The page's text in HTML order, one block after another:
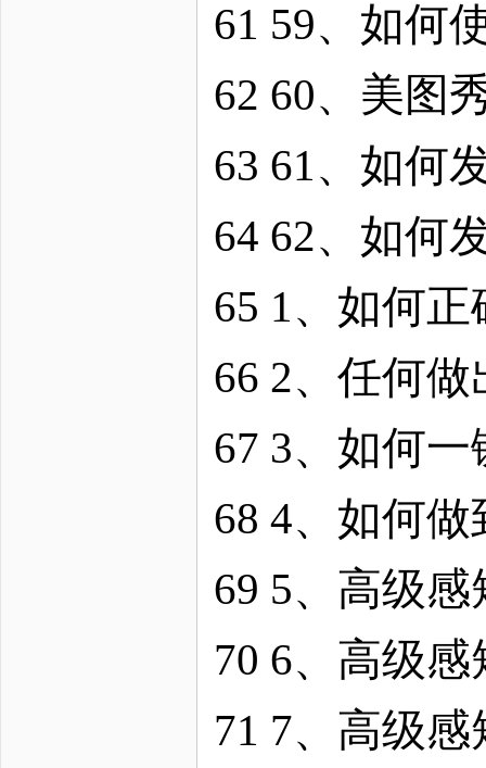
61 59、如何
62 60、美图
63 61、如何
64 62、如何
65 1、如何
66 2、任何
67 3、如何
68 4、如何
69 5、高级
70 6、高级
71 7、高级